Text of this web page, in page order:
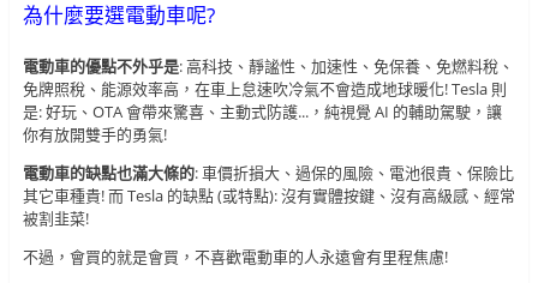
為什麼要選電動車呢?
電動車的優點不外乎是: 高科技、靜謐性、加速性、免保養、免燃料稅、
免牌照稅、能源效率高，在車上怠速吹冷氣不會造成地球暖化! Tesla 則
是: 好玩、OTA 會帶來驚喜、主動式防護...，純視覺 AI 的輔助駕駛，讓
你有放開雙手的勇氣!
電動車的缺點也滿大條的: 車價折損大、過保的風險、電池很貴、保險比
其它車種貴! 而 Tesla 的缺點 (或特點): 沒有實體按鍵、沒有高級感、經常
被割韭菜!
不過，會買的就是會買，不喜歡電動車的人永遠會有里程焦慮!